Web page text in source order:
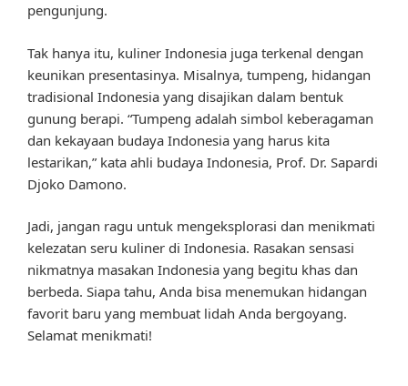
pengunjung.
Tak hanya itu, kuliner Indonesia juga terkenal dengan
keunikan presentasinya. Misalnya, tumpeng, hidangan
tradisional Indonesia yang disajikan dalam bentuk
gunung berapi. “Tumpeng adalah simbol keberagaman
dan kekayaan budaya Indonesia yang harus kita
lestarikan,” kata ahli budaya Indonesia, Prof. Dr. Sapardi
Djoko Damono.
Jadi, jangan ragu untuk mengeksplorasi dan menikmati
kelezatan seru kuliner di Indonesia. Rasakan sensasi
nikmatnya masakan Indonesia yang begitu khas dan
berbeda. Siapa tahu, Anda bisa menemukan hidangan
favorit baru yang membuat lidah Anda bergoyang.
Selamat menikmati!